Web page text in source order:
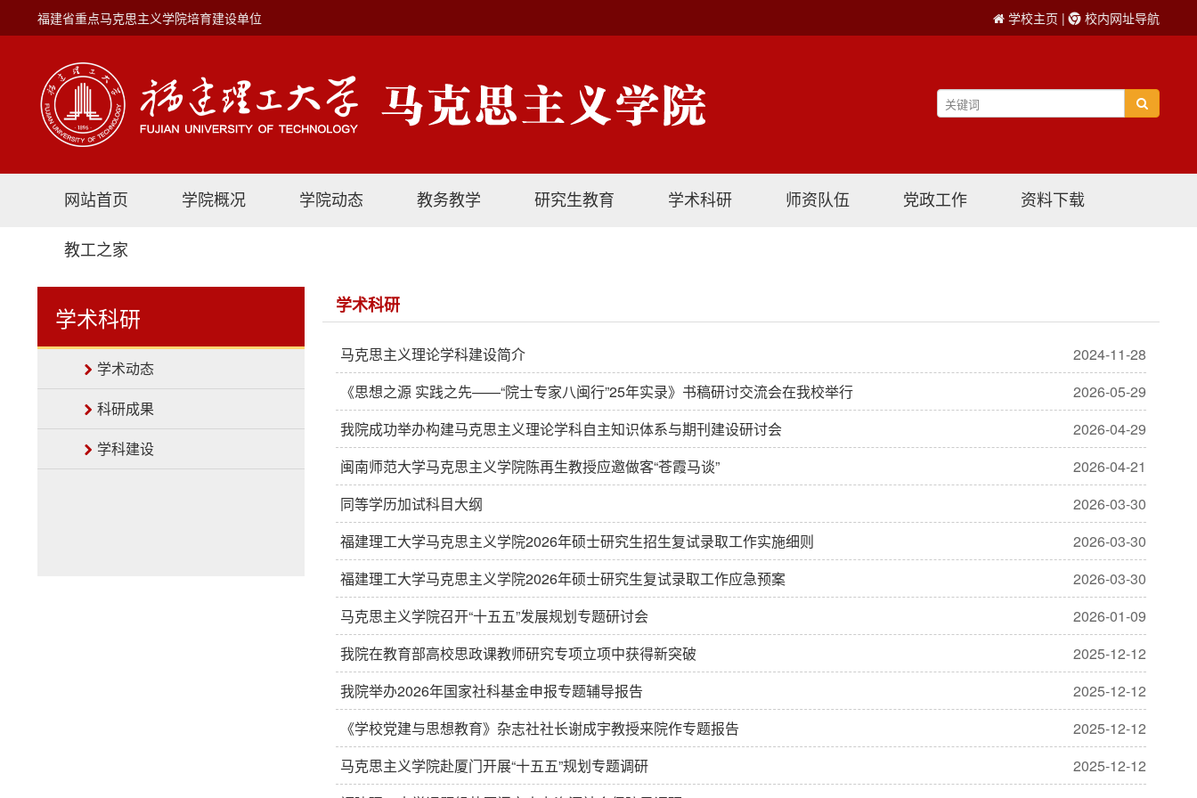
福建省重点马克思主义学院培育建设单位 学校主页 | 校内网址导航
网站首页 学院概况 学院动态 教务教学 研究生教育 学术科研 师资队伍 党政工作 资料下载
教工之家
学术科研
学术动态
科研成果
学科建设
学术科研
马克思主义理论学科建设简介
2024-11-28
《思想之源 实践之先——“院士专家八闽行”25年实录》书稿研讨交流会在我校举行
2026-05-29
我院成功举办构建马克思主义理论学科自主知识体系与期刊建设研讨会
2026-04-29
闽南师范大学马克思主义学院陈再生教授应邀做客“苍霞马谈”
2026-04-21
同等学历加试科目大纲
2026-03-30
福建理工大学马克思主义学院2026年硕士研究生招生复试录取工作实施细则
2026-03-30
福建理工大学马克思主义学院2026年硕士研究生复试录取工作应急预案
2026-03-30
马克思主义学院召开“十五五”发展规划专题研讨会
2026-01-09
我院在教育部高校思政课教师研究专项立项中获得新突破
2025-12-12
我院举办2026年国家社科基金申报专题辅导报告
2025-12-12
《学校党建与思想教育》杂志社社长谢成宇教授来院作专题报告
2025-12-12
马克思主义学院赴厦门开展“十五五”规划专题调研
2025-12-12